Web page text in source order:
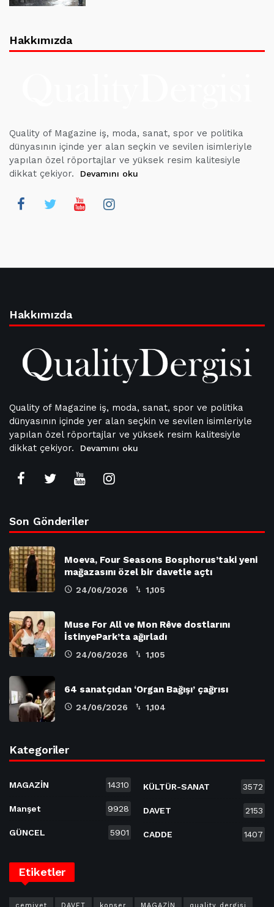
Hakkımızda
Quality of Magazine iş, moda, sanat, spor ve politika
dünyasının içinde yer alan seçkin ve sevilen isimleriyle
yapılan özel röportajlar ve yüksek resim kalitesiyle
dikkat çekiyor.
Devamını oku
Hakkımızda
Quality of Magazine iş, moda, sanat, spor ve politika
dünyasının içinde yer alan seçkin ve sevilen isimleriyle
yapılan özel röportajlar ve yüksek resim kalitesiyle
dikkat çekiyor.
Devamını oku
Son Gönderiler
Moeva, Four Seasons Bosphorus’taki yeni
mağazasını özel bir davetle açtı
24/06/2026 1,105
Muse For All ve Mon Rêve dostlarını
İstinyePark’ta ağırladı
24/06/2026 1,105
64 sanatçıdan ‘Organ Bağışı’ çağrısı
24/06/2026 1,104
Kategoriler
MAGAZİN 14310
Manşet 9928
GÜNCEL 5901
KÜLTÜR-SANAT 3572
DAVET 2153
CADDE 1407
Etiketler